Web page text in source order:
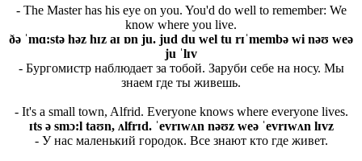
- The Master has his eye on you. You'd do well to remember: We
know where you live.
ðə ˈmɑ:stə həz hɪz aɪ ɒn ju. jud du wel tu rɪˈmembə wi nəʊ weə
ju ˈlɪv
- Бургомистр наблюдает за тобой. Заруби себе на носу. Мы
знаем где ты живешь.
- It's a small town, Alfrid. Everyone knows where everyone lives.
ɪts ə smɔ:l taʊn, ʌlfrɪd. ˈevrɪwʌn nəʊz weə ˈevrɪwʌn lɪvz
- У нас маленький городок. Все знают кто где живет.